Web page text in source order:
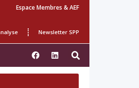
Espace Membres & AEF
Newsletter SPP